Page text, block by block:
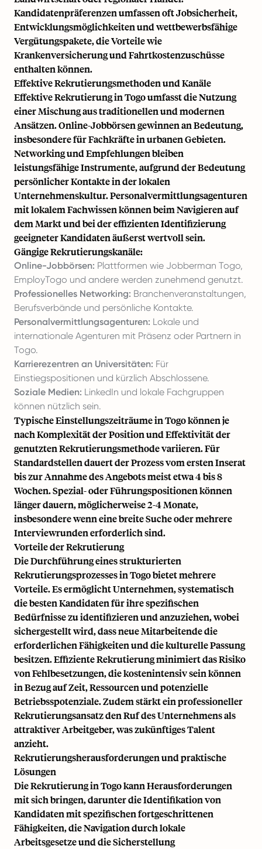
Kandidatenpräferenzen umfassen oft Jobsicherheit,
Entwicklungsmöglichkeiten und wettbewerbsfähige
Vergütungspakete, die Vorteile wie
Krankenversicherung und Fahrtkostenzuschüsse
enthalten können.
Effektive Rekrutierungsmethoden und Kanäle
Effektive Rekrutierung in Togo umfasst die Nutzung
einer Mischung aus traditionellen und modernen
Ansätzen. Online-Jobbörsen gewinnen an Bedeutung,
insbesondere für Fachkräfte in urbanen Gebieten.
Networking und Empfehlungen bleiben
leistungsfähige Instrumente, aufgrund der Bedeutung
persönlicher Kontakte in der lokalen
Unternehmenskultur. Personalvermittlungsagenturen
mit lokalem Fachwissen können beim Navigieren auf
dem Markt und bei der effizienten Identifizierung
geeigneter Kandidaten äußerst wertvoll sein.
Gängige Rekrutierungskanäle:
Online-Jobbörsen: Plattformen wie Jobberman Togo,
EmployTogo und andere werden zunehmend genutzt.
Professionelles Networking: Branchenveranstaltungen,
Berufsverbände und persönliche Kontakte.
Personalvermittlungsagenturen: Lokale und
internationale Agenturen mit Präsenz oder Partnern in
Togo.
Karrierezentren an Universitäten: Für
Einstiegspositionen und kürzlich Abschlossene.
Soziale Medien: LinkedIn und lokale Fachgruppen
können nützlich sein.
Typische Einstellungszeiträume in Togo können je
nach Komplexität der Position und Effektivität der
genutzten Rekrutierungsmethode variieren. Für
Standardstellen dauert der Prozess vom ersten Inserat
bis zur Annahme des Angebots meist etwa 4 bis 8
Wochen. Spezial- oder Führungspositionen können
länger dauern, möglicherweise 2-4 Monate,
insbesondere wenn eine breite Suche oder mehrere
Interviewrunden erforderlich sind.
Vorteile der Rekrutierung
Die Durchführung eines strukturierten
Rekrutierungsprozesses in Togo bietet mehrere
Vorteile. Es ermöglicht Unternehmen, systematisch
die besten Kandidaten für ihre spezifischen
Bedürfnisse zu identifizieren und anzuziehen, wobei
sichergestellt wird, dass neue Mitarbeitende die
erforderlichen Fähigkeiten und die kulturelle Passung
besitzen. Effiziente Rekrutierung minimiert das Risiko
von Fehlbesetzungen, die kostenintensiv sein können
in Bezug auf Zeit, Ressourcen und potenzielle
Betriebsspotenziale. Zudem stärkt ein professioneller
Rekrutierungsansatz den Ruf des Unternehmens als
attraktiver Arbeitgeber, was zukünftiges Talent
anzieht.
Rekrutierungsherausforderungen und praktische
Lösungen
Die Rekrutierung in Togo kann Herausforderungen
mit sich bringen, darunter die Identifikation von
Kandidaten mit spezifischen fortgeschrittenen
Fähigkeiten, die Navigation durch lokale
Arbeitsgesetze und die Sicherstellung